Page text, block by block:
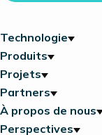
Technologie
Produits
Projets
Partners
À propos de nous
Perspectives